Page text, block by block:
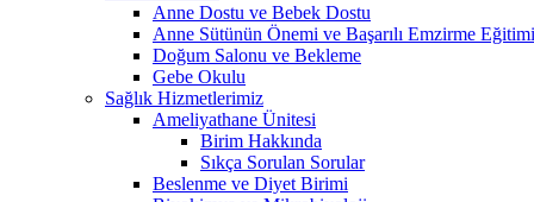
Anne Dostu ve Bebek Dostu
Anne Sütünün Önemi ve Başarılı Emzirme Eğitimi
Doğum Salonu ve Bekleme
Gebe Okulu
Sağlık Hizmetlerimiz
Ameliyathane Ünitesi
Birim Hakkında
Sıkça Sorulan Sorular
Beslenme ve Diyet Birimi